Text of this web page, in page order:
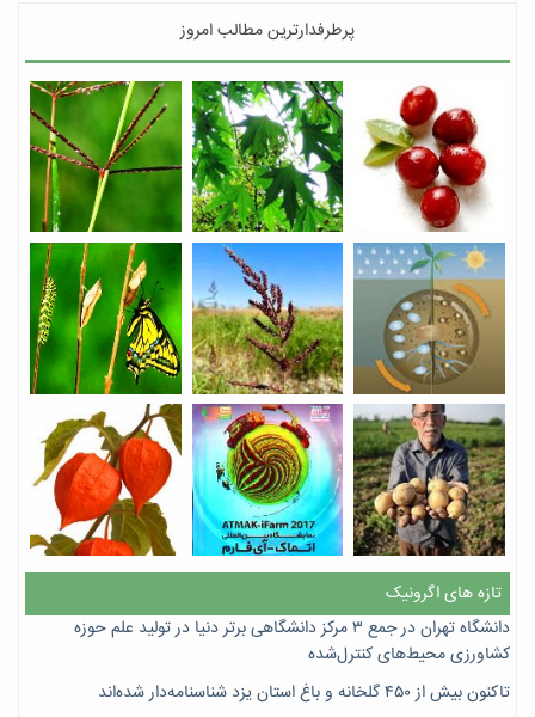
پرطرفدارترین مطالب امروز
تازه های اگرونیک
دانشگاه تهران در جمع ۳ مرکز دانشگاهی برتر دنیا در تولید علم حوزه
کشاورزی محیط‌های کنترل‌شده
تاکنون بیش از ۴۵۰ گلخانه و باغ استان یزد شناسنامه‌دار شده‌اند